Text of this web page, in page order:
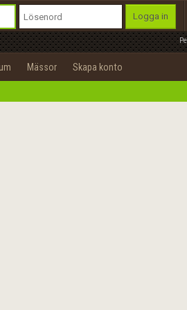
Logga in
Mässor Skapa konto